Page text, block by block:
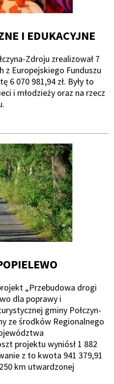
I EDUKACYJNE
Zdroju zrealizował 7
Europejskiego Funduszu
6 070 981,94 zł. Były to
i młodzieży oraz na rzecz
„Przebudowa drogi
dla poprawy i
gminy Połczyn-
ze środków Regionalnego
projektu wyniósł 1 882
z to kwota 941 379,91
km utwardzonej